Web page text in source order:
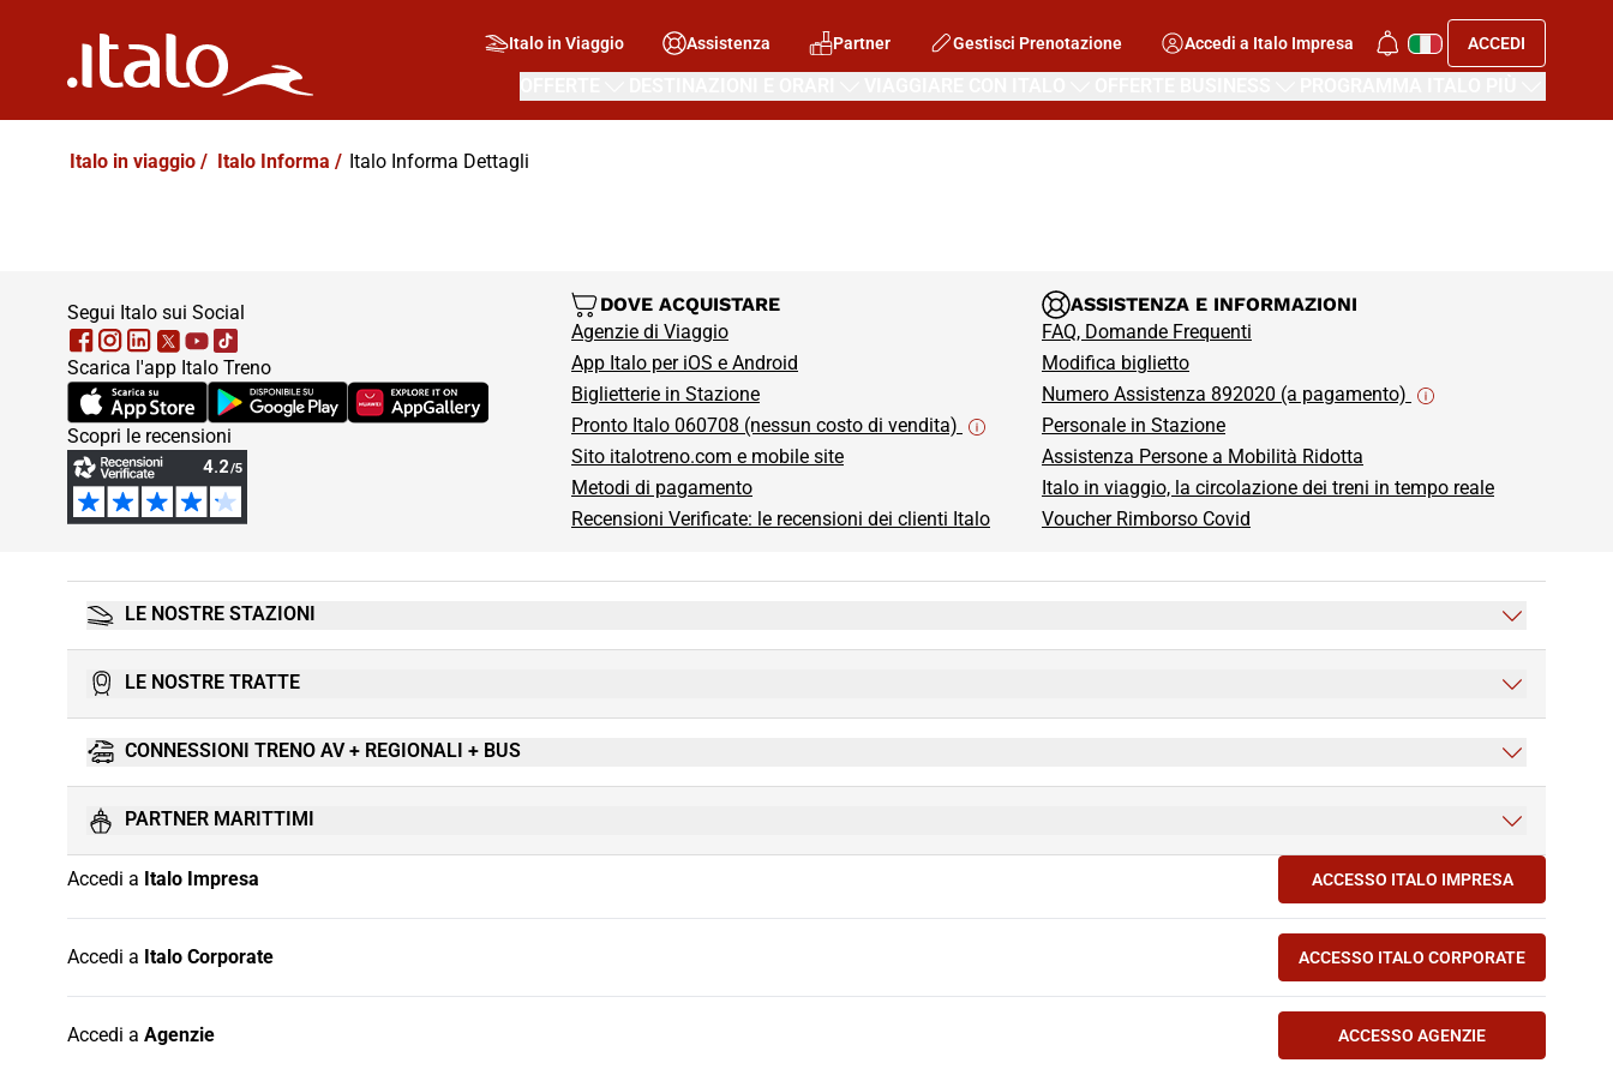
Italo in Viaggio Assistenza Partner Gestisci Prenotazione Accedi a Italo Impresa ACCEDI
Italo in viaggio / Italo Informa / Italo Informa Dettagli
Segui Italo sui Social
Scarica l'app Italo Treno
(Si apre in una nuova scheda)(Si apre in una nuova scheda)(Si apre in una nuova scheda)
Scopri le recensioni
DOVE ACQUISTARE
Agenzie di Viaggio
App Italo per iOS e Android
Biglietterie in Stazione
Pronto Italo 060708 (nessun costo di vendita)
Sito italotreno.com e mobile site
Metodi di pagamento
Recensioni Verificate: le recensioni dei clienti Italo
ASSISTENZA E INFORMAZIONI
FAQ, Domande Frequenti
Modifica biglietto
Numero Assistenza 892020 (a pagamento)
Personale in Stazione
Assistenza Persone a Mobilità Ridotta
Italo in viaggio, la circolazione dei treni in tempo reale
Voucher Rimborso Covid
LE NOSTRE STAZIONI
LE NOSTRE TRATTE
CONNESSIONI TRENO AV + REGIONALI + BUS
PARTNER MARITTIMI
Accedi a Italo Impresa ACCESSO ITALO IMPRESA
(SI APRE IN UNA NUOVA
Accedi a Italo Corporate ACCESSO ITALO CORPORATE
(SI APRE IN UNA NUOVA
Accedi a Agenzie ACCESSO AGENZIE(SI APRE IN UNA NUOVA